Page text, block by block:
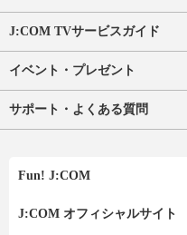
J:COM TVサービスガイド
イベント・プレゼント
サポート・よくある質問
Fun! J:COM
J:COM オフィシャルサイト